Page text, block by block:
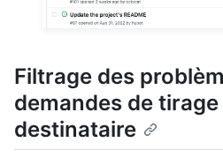
Filtrage des
demandes de
destinataire